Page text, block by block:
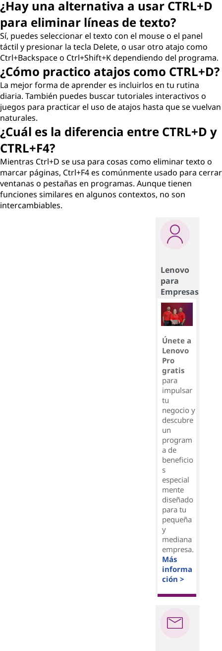
¿Hay una alternativa a usar CTRL+D
para eliminar líneas de texto?
Sí, puedes seleccionar el texto con el mouse o el panel
táctil y presionar la tecla Delete, o usar otro atajo como
Ctrl+Backspace o Ctrl+Shift+K dependiendo del programa.
¿Cómo practico atajos como CTRL+D?
La mejor forma de aprender es incluirlos en tu rutina
diaria. También puedes buscar tutoriales interactivos o
juegos para practicar el uso de atajos hasta que se vuelvan
naturales.
¿Cuál es la diferencia entre CTRL+D y
CTRL+F4?
Mientras Ctrl+D se usa para cosas como eliminar texto o
marcar páginas, Ctrl+F4 es comúnmente usado para cerrar
ventanas o pestañas en programas. Aunque tienen
funciones similares en algunos contextos, no son
intercambiables.
Lenovo
para
Empresas
Únete a
Lenovo
Pro
gratis
para
impulsar
tu
negocio y
descubre
un
program
a de
beneficio
s
especial
mente
diseñado
para tu
pequeña
y
mediana
empresa.
Más
informa
ción >